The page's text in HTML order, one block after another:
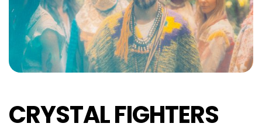
CRYSTAL FIGHTERS